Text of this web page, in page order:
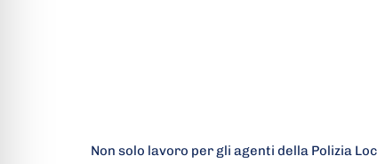
Non solo lavoro per gli agenti della Polizia